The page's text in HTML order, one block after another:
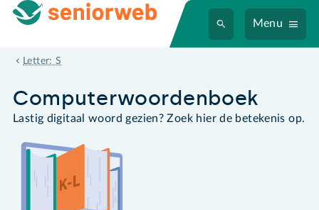
Menu
Letter: S
simlockvrij
Computer­woordenboek
Lastig digitaal woord gezien? Zoek hier de betekenis op.